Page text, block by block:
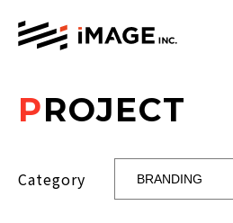
PROJECT
Category